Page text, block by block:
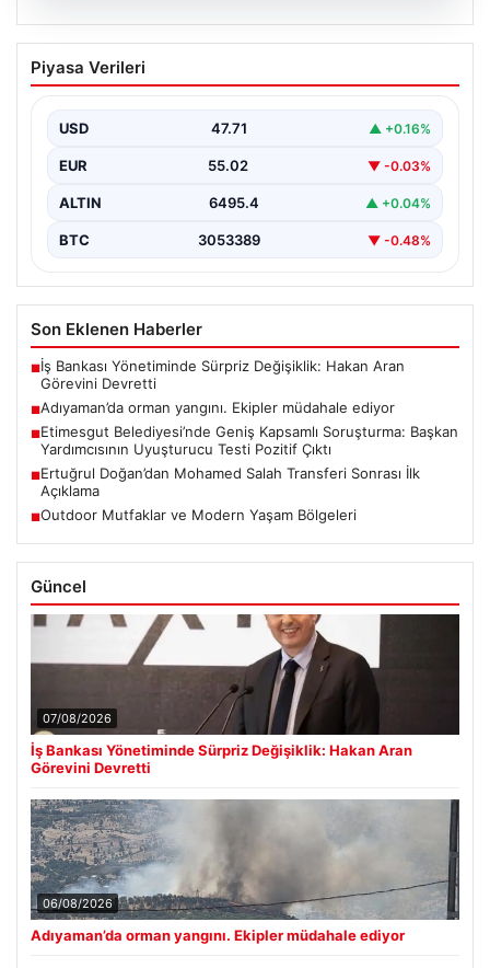
06.08.2026
Adıyaman’da orman yangını. Ekipler
müdahale ediyor
Alınmaya Çalışılıyor", "content": "Adıyaman iline bağlı
Gerger…
Piyasa Verileri
USD 47.71 ▲ +0.16%
EUR 55.02 ▼ -0.03%
ALTIN 6495.4 ▲ +0.04%
BTC 3053389 ▼ -0.48%
Son Eklenen Haberler
■İş Bankası Yönetiminde Sürpriz Değişiklik: Hakan Aran
Görevini Devretti
■Adıyaman’da orman yangını. Ekipler müdahale ediyor
■Etimesgut Belediyesi’nde Geniş Kapsamlı Soruşturma: Başkan
Yardımcısının Uyuşturucu Testi Pozitif Çıktı
■Ertuğrul Doğan’dan Mohamed Salah Transferi Sonrası İlk
Açıklama
■Outdoor Mutfaklar ve Modern Yaşam Bölgeleri
Güncel
07/08/2026
İş Bankası Yönetiminde Sürpriz Değişiklik: Hakan Aran
Görevini Devretti
06/08/2026
Adıyaman’da orman yangını. Ekipler müdahale ediyor